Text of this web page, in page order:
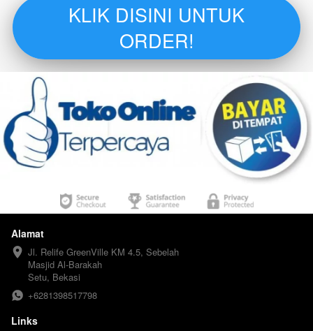
KLIK DISINI UNTUK
ORDER!
Alamat
Jl. Relife GreenVille KM 4.5, Sebelah
Masjid Al-Barakah
Setu, Bekasi
+6281398517798
Links